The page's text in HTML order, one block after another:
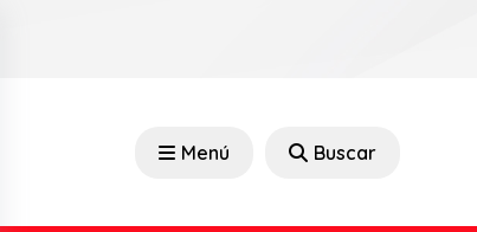
Menú Buscar